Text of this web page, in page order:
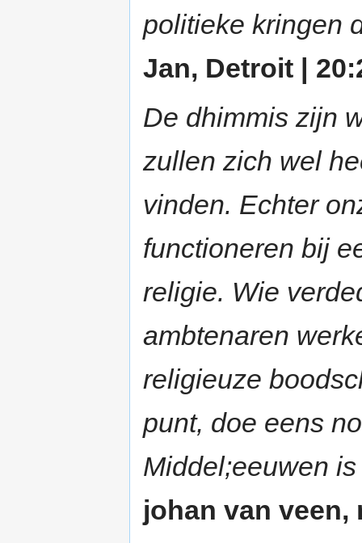
politieke kringen
Jan, Detroit |
De dhimmis zijn
zullen zich wel
vinden. Echter
functioneren bij
religie. Wie
ambtenaren
religieuze
punt, doe eens
Middel;eeuwen
johan van veen,